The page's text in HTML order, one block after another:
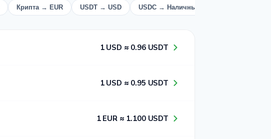
Крипта → EUR USDT → USD USDC → Наличные
1​ USD ≈ 0​.9​6​ USDT
1​ USD ≈ 0​.9​5​ USDT
1​ EUR ≈ 1​.1​0​0​ USDT